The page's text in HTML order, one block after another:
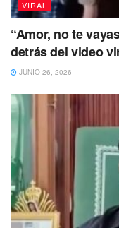
VIRAL
“Amor, no te
detrás del video
JUNIO 26, 2026